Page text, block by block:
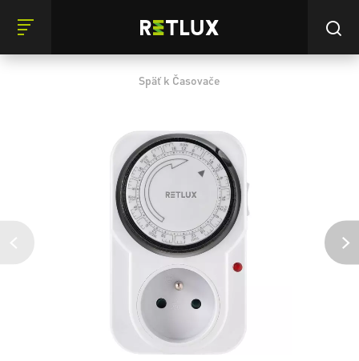
Späť k Časovače